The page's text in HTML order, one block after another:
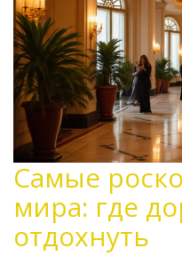
Самые
мира: где
отдохнуть